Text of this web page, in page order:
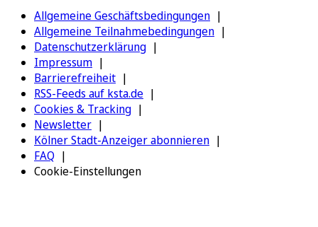
Allgemeine Geschäftsbedingungen
Allgemeine Teilnahmebedingungen
Datenschutzerklärung
Impressum
Barrierefreiheit
RSS-Feeds auf ksta.de
Cookies & Tracking
Newsletter
Kölner Stadt-Anzeiger abonnieren
FAQ
Cookie-Einstellungen